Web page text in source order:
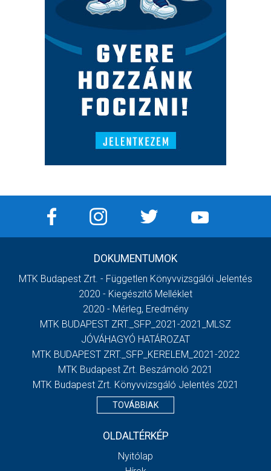
DOKUMENTUMOK
MTK Budapest Zrt. - Független Könyvvizsgálói Jelentés
2020 - Kiegészítő Melléklet
2020 - Mérleg, Eredmény
MTK BUDAPEST ZRT._SFP_2021-2021_MLSZ
JÓVÁHAGYÓ HATÁROZAT
MTK BUDAPEST ZRT._SFP_KERELEM_2021-2022
MTK Budapest Zrt. Beszámoló 2021
MTK Budapest Zrt. Könyvvizsgáló Jelentés 2021
TOVÁBBIAK
OLDALTÉRKÉP
Nyitólap